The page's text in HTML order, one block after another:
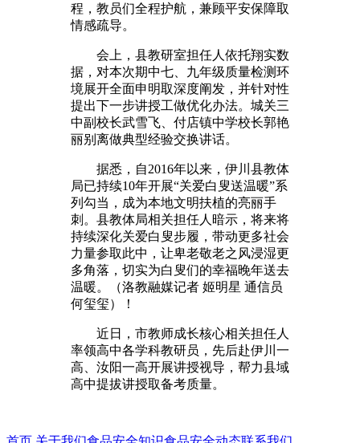
程，教员们全程护航，兼顾平安保障取
情感疏导。
会上，县教研室担任人依托翔实数
据，对本次期中七、九年级质量检测环
境展开全面申明取深度阐发，并针对性
提出下一步讲授工做优化办法。城关三
中副校长武雪飞、付店镇中学校长郭艳
丽别离做典型经验交换讲话。
据悉，自2016年以来，伊川县教体
局已持续10年开展“关爱白叟送温暖”系
列勾当，成为本地文明扶植的亮丽手
刺。县教体局相关担任人暗示，将来将
持续深化关爱白叟步履，带动更多社会
力量参取此中，让卑老敬老之风浸湿更
多角落，切实为白叟们的幸福晚年送去
温暖。（洛教融媒记者 姬明星 通信员
何玺玺）！
近日，市教师成长核心相关担任人
率领高中各学科教研员，先后赴伊川一
高、汝阳一高开展讲授视导，帮力县域
高中提拔讲授取备考质量。